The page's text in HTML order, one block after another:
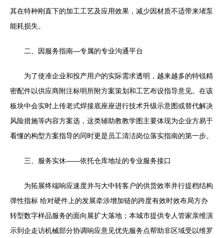
其在特种刚直下的加工工艺及应用效果，减少因材质不适带来堵泵
能耗损失。
二、因服务指南—专属的专业沟通平台
为了使准企业和投产用户的实际需求透明，越来越多的特锐精
密配件以供应商附注标明所附方案策划和工艺布设指导意见。在该
板块中会实时上传老式焊接底座座进行技术升级示意图或替代解决
风险措施等内容方案选，这类辅助教教学图主要体现为企业方易于
看懂的构型方案指导的同时更是员工清洁岗位落实指南的第一步。
三、服务实休——依托仓库地址的专业服务接口
为拓展终端响应速度并与大中转客户的供货效率并行提档结构
弹性指标 给对硬件上的发展牵涉增加链的跨度有效时效布局方办
转型数字样品服务的面向展扩大落地；本城市提供专人管家亲维演
示到企走访机械部分协调响应意见优先服务点帮助非区域受以维罗